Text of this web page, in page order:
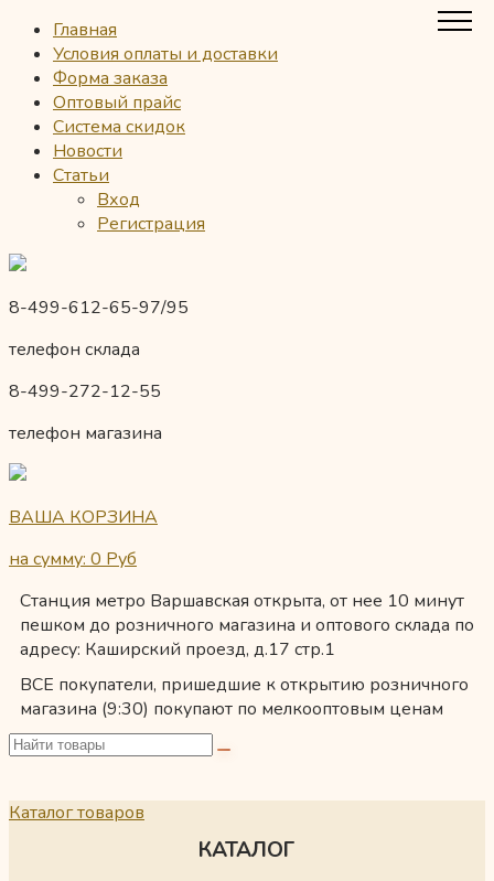
Главная
Условия оплаты и доставки
Форма заказа
Оптовый прайс
Система скидок
Новости
Статьи
Вход
Регистрация
8-499-612-65-97/95
телефон склада
8-499-272-12-55
телефон магазина
ВАША КОРЗИНА
на сумму: 0 Руб
Станция метро Варшавская открыта, от нее 10 минут
пешком до розничного магазина и оптового склада по
адресу: Каширский проезд, д.17 стр.1
ВСЕ покупатели, пришедшие к открытию розничного
магазина (9:30) покупают по мелкооптовым ценам
Каталог товаров
КАТАЛОГ